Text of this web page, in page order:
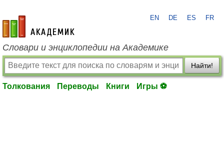
academic.ru
EN DE ES FR
Словари и энциклопедии на Академике
Найти!
Толкования Переводы Книги Игры ⚽